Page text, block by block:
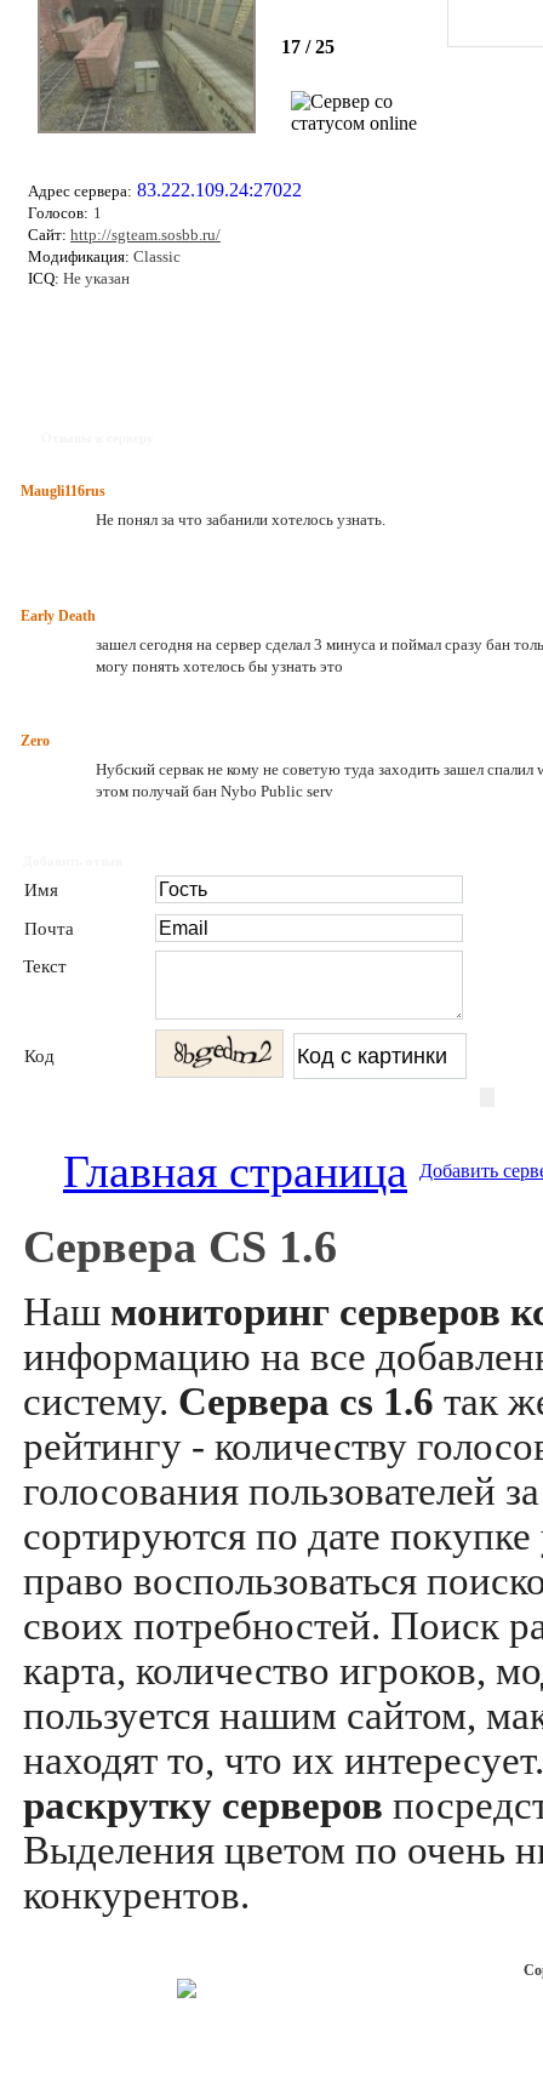
17 / 25
Адрес сервера: 83.222.109.24:27022
Голосов: 1
Сайт: http://sgteam.sosbb.ru/
Модификация: Classic
ICQ: Не указан
Maugli116rus
Не понял за что забанили хотелось узнать.
Early Death
зашел сегодня на сервер сделал 3 минуса и поймал сразу бан
могу понять хотелось бы узнать это
Zero
Нубский сервак не кому не советую туда заходить зашел спалил
этом получай бан Nybo Public serv
Имя
Почта
Текст
Код
Главная страница Добавить
Сервера CS 1.6
Наш мониторинг серверов
информацию на все
систему. Сервера cs 1.6 так
рейтингу - количеству
голосования пользователей
сортируются по дате
право воспользоваться
своих потребностей. Поиск
карта, количество игроков,
пользуется нашим сайтом,
находят то, что их
раскрутку серверов
Выделения цветом по очень
конкурентов.